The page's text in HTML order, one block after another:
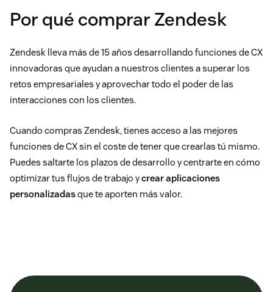
Por qué comprar Zendesk
Zendesk lleva más de 15 años desarrollando funciones de CX
innovadoras que ayudan a nuestros clientes a superar los
retos empresariales y aprovechar todo el poder de las
interacciones con los clientes.
Cuando compras Zendesk, tienes acceso a las mejores
funciones de CX sin el coste de tener que crearlas tú mismo.
Puedes saltarte los plazos de desarrollo y centrarte en cómo
optimizar tus flujos de trabajo ycrear aplicaciones
personalizadasque te aporten más valor.